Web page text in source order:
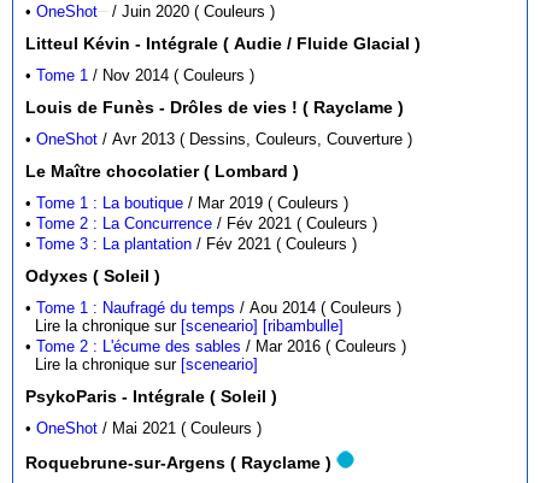
•OneShot / Juin 2020 ( Couleurs )
Litteul Kévin - Intégrale ( Audie / Fluide Glacial )
•Tome 1 / Nov 2014 ( Couleurs )
Louis de Funès - Drôles de vies ! ( Rayclame )
•OneShot / Avr 2013 ( Dessins, Couleurs, Couverture )
Le Maître chocolatier ( Lombard )
•Tome 1 : La boutique
/ Mar 2019 ( Couleurs )
•Tome 2 : La Concurrence
/ Fév 2021 ( Couleurs )
•Tome 3 : La plantation / Fév 2021 ( Couleurs )
Odyxes ( Soleil )
•Tome 1 : Naufragé du temps
/ Aou 2014 ( Couleurs )
Lire la chronique sur [sceneario] [ribambulle]
•Tome 2 : L'écume des sables
/ Mar 2016 ( Couleurs )
Lire la chronique sur [sceneario]
PsykoParis - Intégrale ( Soleil )
•OneShot / Mai 2021 ( Couleurs )
Roquebrune-sur-Argens ( Rayclame )